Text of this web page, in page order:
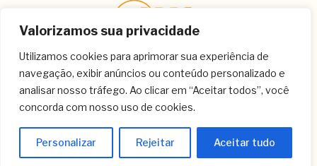
Valorizamos sua privacidade
Utilizamos cookies para aprimorar sua experiência de
navegação, exibir anúncios ou conteúdo personalizado e
analisar nosso tráfego. Ao clicar em “Aceitar todos”, você
concorda com nosso uso de cookies.
Personalizar Rejeitar Aceitar tudo
Contato
(11) 3259-8266